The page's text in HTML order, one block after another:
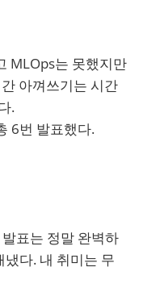
MLOps는 못했지만
아껴쓰기는 시간
.
6번 발표했다.
표는 정말 완벽하
다. 내 취미는 무